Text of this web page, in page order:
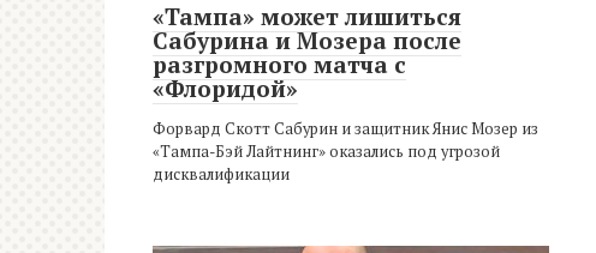
«Тампа» может лишиться
Сабурина и Мозера после
разгромного матча с
«Флоридой»
Форвард Скотт Сабурин и защитник Янис Мозер из
«Тампа-Бэй Лайтнинг» оказались под угрозой
дисквалификации